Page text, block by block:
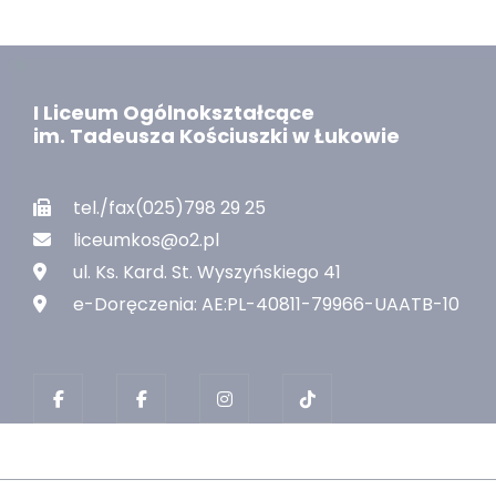
I Liceum Ogólnokształcące
im. Tadeusza Kościuszki w Łukowie
tel./fax(025)798 29 25
liceumkos@o2.pl
ul. Ks. Kard. St. Wyszyńskiego 41
e-Doręczenia: AE:PL-40811-79966-UAATB-10